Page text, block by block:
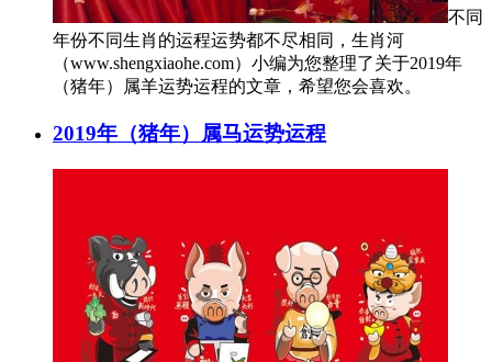
不同
年份不同生肖的运程运势都不尽相同，生肖河
（www.shengxiaohe.com）小编为您整理了关于2019年
（猪年）属羊运势运程的文章，希望您会喜欢。
2019年（猪年）属马运势运程